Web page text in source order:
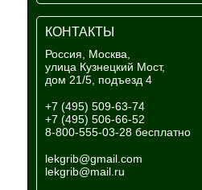
КОНТАКТЫ
Россия, Москва,
улица Кузнецкий Мост,
дом 21/5, подъезд 4
+7 (495) 509-63-74
+7 (495) 506-66-52
8-800-555-03-28 бесплатно
lekgrib@gmail.com
lekgrib@mail.ru